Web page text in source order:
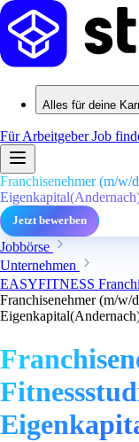
Alles für deine
Für ArbeitgeberJob
Franchisenehmer (m/w/
Jetzt bewerben
Jobbörse
Unternehmen
EASYFITNESS
Franchisenehmer (m/w/